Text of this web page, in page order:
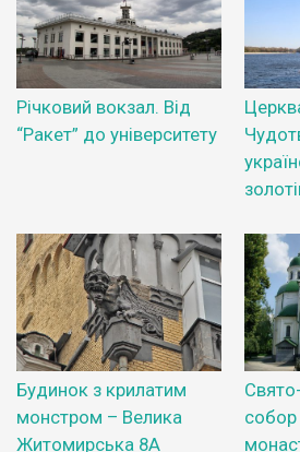
Річковий вокзал. Від
“Ракет” до університету
Будинок з крилатим
монстром – Велика
Житомирська 8А
собор